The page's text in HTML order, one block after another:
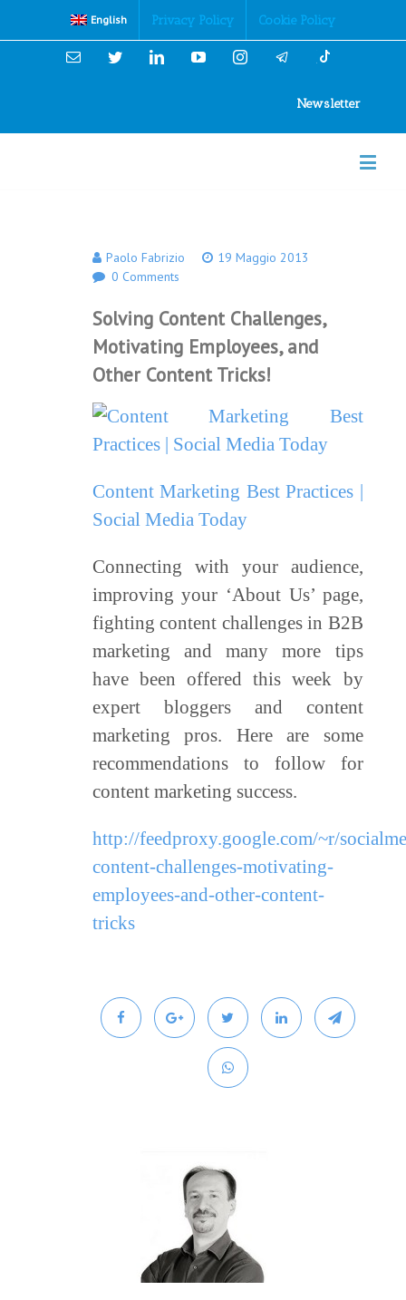
English Privacy Policy Cookie Policy
Email TwitterLinkedinYouTubeInstagram
Newsletter
Paolo Fabrizio
19 Maggio 2013
0 Comments
Solving Content Challenges,
Motivating Employees, and
Other Content Tricks!
Content Marketing Best Practices |
Social Media Today
Connecting with your audience,
improving your ‘About Us’ page,
fighting content challenges in B2B
marketing and many more tips
have been offered this week by
expert bloggers and content
marketing pros. Here are some
recommendations to follow for
content marketing success.
http://feedproxy.google.com/~r/
content-challenges-motivating-
employees-and-other-content-
tricks
Cookies Policy